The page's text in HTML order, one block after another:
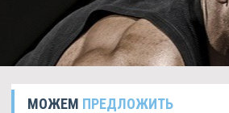
МОЖЕМ ПРЕДЛОЖИТЬ